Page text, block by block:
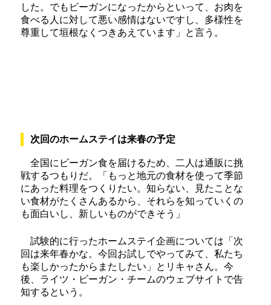
した。でもビーガンになったからといって、お肉を
食べる人に対して悪い感情はないですし、多様性を
尊重して垣根なくつきあえています」と言う。
次回のホームステイは来春の予定
全国にビーガン食を届けるため、二人は通販に挑
戦するつもりだ。「もっと地元の食材を使って季節
にあった料理をつくりたい。知らない、見たことな
い食材がたくさんあるから、それらを知っていくの
も面白いし、新しいものができそう」
試験的に行ったホームステイ企画については「次
回は来年春かな。今回お試しでやってみて、私たち
も楽しかったからまたしたい」とリキャさん。今
後、ライツ・ビーガン・チームのウェブサイトで告
知するという。